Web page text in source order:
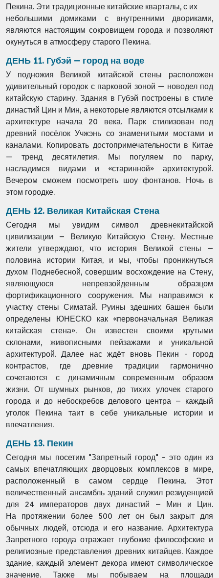
Пекина. Эти традиционные китайские кварталы, с их
небольшими домиками с внутренними двориками,
являются настоящим сокровищем города и позволяют
окунуться в атмосферу старого Пекина.
ДЕНЬ 11. Губэй – город на воде
У подножия Великой китайской стены расположен
удивительный городок с парковой зоной — новодел под
китайскую старину. Здания в Губэй построены в стиле
династий Цин и Мин, а некоторые являются отсылками к
архитектуре начала 20 века. Парк стилизован под
древний посёлок Учжэнь со знаменитыми мостами и
каналами. Копировать достопримечательности в Китае
— тренд десятилетия. Мы погуляем по парку,
насладимся видами и «старинной» архитектурой.
Вечером сможем посмотреть шоу фонтанов. Ночь в
этом городке.
ДЕНЬ 12. Великая Китайская Стена
Сегодня мы увидим символ древнекитайской
цивилизации – Великую Китайскую Стену. Местные
жители утверждают, что история Великой стены –
половина истории Китая, и мы, чтобы проникнуться
духом Поднебесной, совершим восхождение на Стену,
являющуюся непревзойденным образцом
фортификационного сооружения. Мы направимся к
участку стены Симатай. Руины здешних башен были
определены ЮНЕСКО как «первоначальная Великая
китайская стена». Он известен своими крутыми
склонами, живописными пейзажами и уникальной
архитектурой. Далее нас ждёт вновь Пекин - город
контрастов, где древние традиции гармонично
сочетаются с динамичным современным образом
жизни. От шумных рынков, до тихих улочек старого
города и до небоскребов делового центра – каждый
уголок Пекина таит в себе уникальные истории и
впечатления.
ДЕНЬ 13. Пекин
Сегодня мы посетим "Запретный город" - это один из
самых впечатляющих дворцовых комплексов в мире,
расположенный в самом сердце Пекина. Этот
величественный ансамбль зданий служил резиденцией
для 24 императоров двух династий – Мин и Цин.
На протяжении более 500 лет он был закрыт для
обычных людей, отсюда и его название. Архитектура
Запретного города отражает глубокие философские и
религиозные представления древних китайцев. Каждое
здание, каждый элемент декора имеют символическое
значение. Также мы побываем на площади